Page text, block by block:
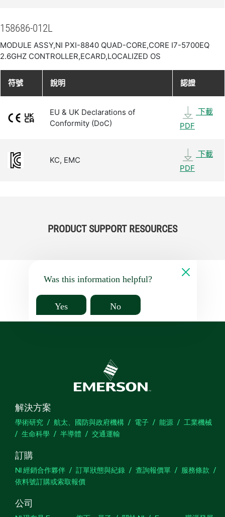
158686-012L
MODULE ASSY,NI PXI-8840 QUAD-CORE,CORE I7-5700EQ
2.6GHZ CONTROLLER,ECARD,LOCALIZED OS
符號 說明 認證
EU & UK Declarations of
Conformity (DoC)
下載
PDF
KC, EMC
下載
PDF
PRODUCT SUPPORT RESOURCES
Was this information helpful?
Yes No
解決方案
學術研究 航太、國防與政府機構 電子 能源
工業機械
生命科學
半導體 交通運輸
訂購
NI 經銷合作夥伴 訂單狀態與紀錄 查詢報價單
服務條款
依料號訂購或索取報價
公司